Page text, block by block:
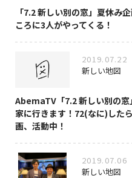
「7.2 新しい別の窓」夏休み
ころに3人がやってくる！
2019.07.22
新しい地図
AbemaTV「7.2 新しい別の
家に行きます！72(なに)した
画、活動中！
2019.07.06
新しい地図